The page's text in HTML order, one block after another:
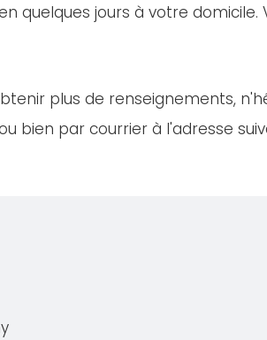
quelques jours à votre
plus de renseignements,
bien par courrier à l'adresse